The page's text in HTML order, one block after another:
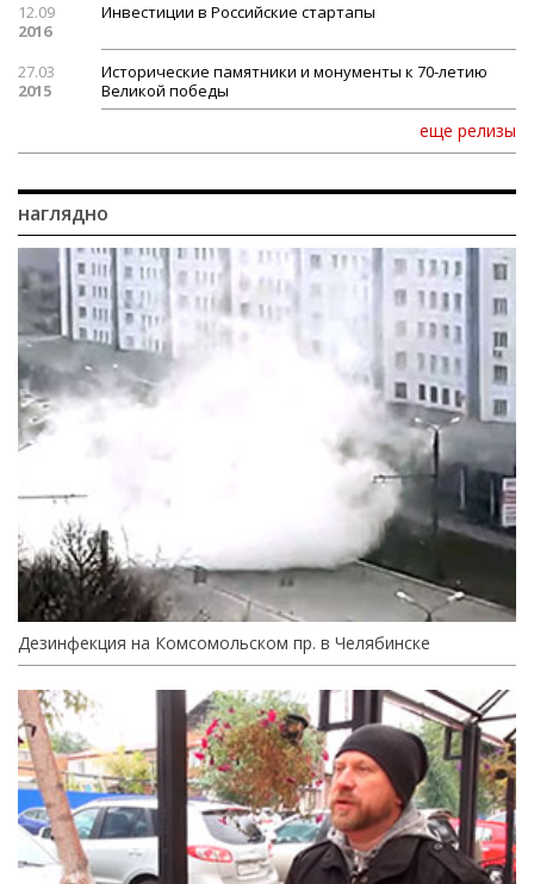
12.09
2016
Инвестиции в Российские стартапы
27.03
2015
Исторические памятники и монументы к 70-летию
Великой победы
еще релизы
наглядно
Дезинфекция на Комсомольском пр. в Челябинске